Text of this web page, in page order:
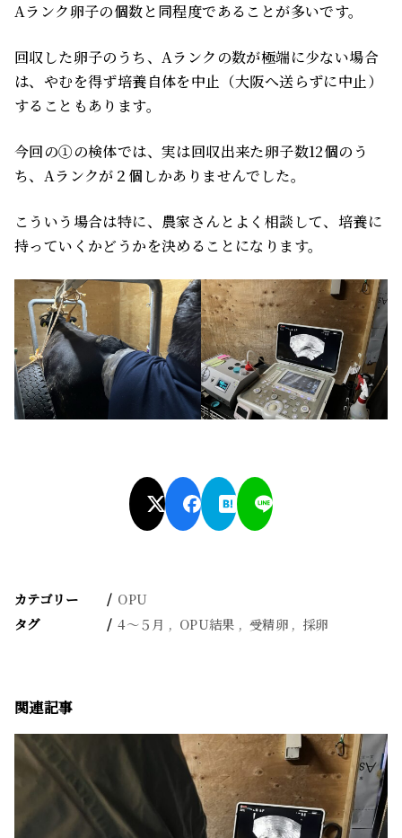
Aランク卵子の個数と同程度であることが多いです。
回収した卵子のうち、Aランクの数が極端に少ない場合
は、やむを得ず培養自体を中止（大阪へ送らずに中止）
することもあります。
今回の①の検体では、実は回収出来た卵子数12個のう
ち、Aランクが２個しかありませんでした。
こういう場合は特に、農家さんとよく相談して、培養に
持っていくかどうかを決めることになります。
カテゴリー
OPU
タグ
4〜５月 OPU結果 受精卵 採卵
関連記事